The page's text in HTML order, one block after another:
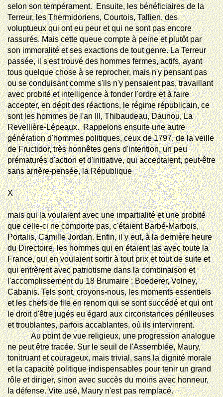
selon son tempérament.  Ensuite, les bénéficiaires de la
Terreur, les Thermidoriens, Courtois, Tallien, des
voluptueux qui ont eu peur et qui ne sont pas encore
rassurés. Mais cette queue compte à peine et plutôt par
son immoralité et ses exactions de tout genre. La Terreur
passée, il s'est trouvé des hommes fermes, actifs, ayant
tous quelque chose à se reprocher, mais n'y pensant pas
ou se conduisant comme s'ils n'y pensaient pas, travaillant
avec probité et intelligence à fonder l'ordre et à faire
accepter, en dépit des réactions, le régime républicain, ce
sont les hommes de l'an III, Thibaudeau, Daunou, La
Revellière-Lépeaux.  Rappelons ensuite une autre
génération d'hommes politiques, ceux de 1797, de la veille
de Fructidor, très honnêtes gens d'intention, un peu
prématurés d'action et d'initiative, qui acceptaient, peut-être
sans arrière-pensée, la République
X
maisqui la voulaient avec une impartialité et une probité
que celle-ci ne comporte pas, c'étaient Barbé-Marbois,
Portalis, Camille Jordan. Enfin, il y eut, à la dernière heure
du Directoire, les hommes qui en étaient las avec toute la
France, qui en voulaient sortir à tout prix et tout de suite et
qui entrèrent avec patriotisme dans la combinaison et
l'accomplissement du 18 Brumaire : Boederer, Volney,
Cabanis. Tels sont, croyons-nous, les moments essentiels
et les chefs de file en renom qui se sont succédé et qui ont
le droit d'être jugés eu égard aux circonstances périlleuses
et troublantes, parfois accablantes, où ils intervinrent.
Au point de vue religieux, une progression analogue
ne peut être tracée. Sur le seuil de l'Assemblée, Maury,
tonitruant et courageux, mais trivial, sans la dignité morale
et la capacité politique indispensables pour tenir un grand
rôle et diriger, sinon avec succès du moins avec honneur,
la défense. Vite usé, Maury n'est pas remplacé.